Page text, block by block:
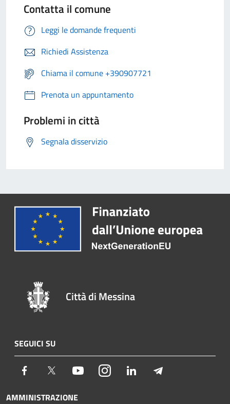
Contatta il comune
Leggi le domande frequenti
Richiedi Assistenza
Chiama il comune +390907721
Prenota un appuntamento
Problemi in città
Segnala disservizio
Città di Messina
SEGUICI SU
Facebook Twitter YoutubeInstagram LinkedIn
AMMINISTRAZIONE